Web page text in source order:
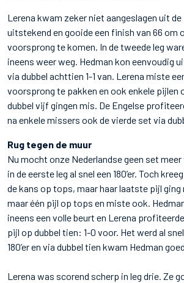
Lerena kwam zeker niet aangeslagen uit
uitstekend en gooide een finish van 66 om
voorsprong te komen. In de tweede leg
ineens weer weg. Hedman kon eenvoudig
via dubbel achttien 1-1 van. Lerena miste
voorsprong te pakken en ook enkele pijlen
dubbel vijf gingen mis. De Engelse
na enkele missers ook de vierde set via
Rug tegen de muur
Nu mocht onze Nederlandse geen set
in de eerste leg al snel een 180’er. Toch
de kans op tops, maar haar laatste pijl ging
maar één pijl op tops en miste ook.
ineens een volle beurt en Lerena
pijl op dubbel tien: 1-0 voor. Het werd al snel
180’er en via dubbel tien kwam Hedman
Lerena was scorend scherp in leg drie. Ze